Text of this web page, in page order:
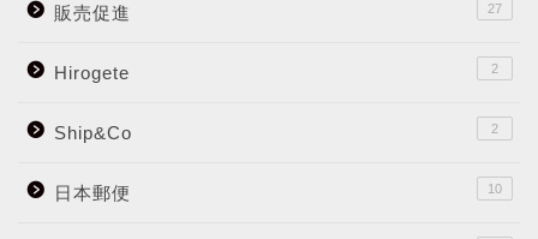
販売促進 27
Hirogete 2
Ship&Co 2
日本郵便 10